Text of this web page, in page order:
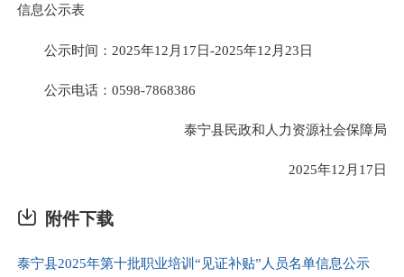
信息公示表
公示时间：2025年12月17日-2025年12月23日
公示电话：0598-7868386
泰宁县民政和人力资源社会保障局
2025年12月17日
附件下载
泰宁县2025年第十批职业培训“见证补贴”人员名单信息公示